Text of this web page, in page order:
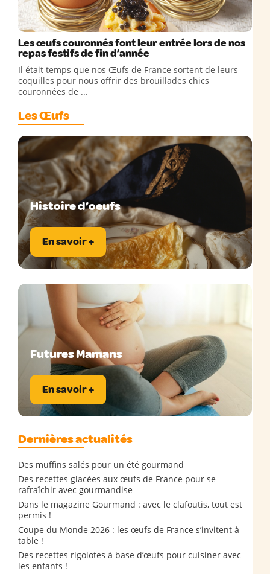
Les œufs couronnés font leur entrée lors de nos
repas festifs de fin d’année
Il était temps que nos Œufs de France sortent de leurs
coquilles pour nous offrir des brouillades chics
couronnées de ...
Les Œufs
Histoire d’oeufs
En savoir +
Futures Mamans
En savoir +
Dernières actualités
Des muffins salés pour un été gourmand
Des recettes glacées aux œufs de France pour se
rafraîchir avec gourmandise
Dans le magazine Gourmand : avec le clafoutis, tout est
permis !
Coupe du Monde 2026 : les œufs de France s’invitent à
table !
Des recettes rigolotes à base d’œufs pour cuisiner avec
les enfants !